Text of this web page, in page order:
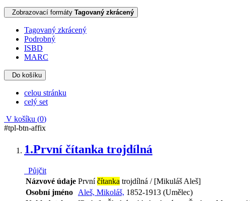
Zobrazovací formáty Tagovaný zkrácený
Tagovaný zkrácený
Podrobný
ISBD
MARC
Do košíku
celou stránku
celý set
V košíku (0)
#tpl-btn-affix
1.První čítanka trojdílná
Půjčit
Názvové údaje Prvníčítanka trojdílná / [Mikuláš Aleš]
Osobní jméno
Aleš, Mikoláš, 1852-1913 (Umělec)